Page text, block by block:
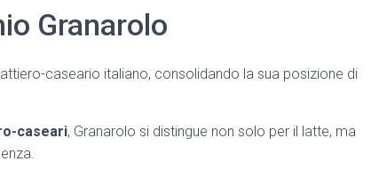
Granarolo
caseario italiano, consolidando la sua posizione di
caseari, Granarolo si distingue non solo per il latte, ma